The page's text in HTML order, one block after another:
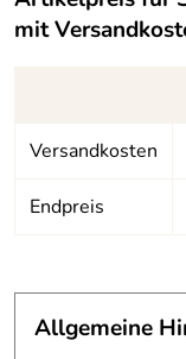
lässt sich
5
Markus *****
Lieferung waren
realisiert worden.
mit
Versandkosten
Endpreis
Allgemeine